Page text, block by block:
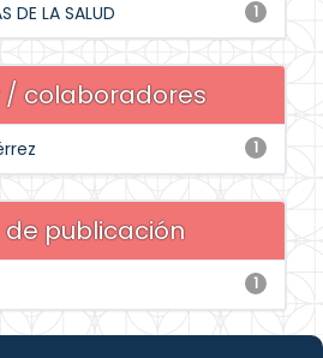
1
DE LA SALUD
/ colaboradores
1
de publicación
1